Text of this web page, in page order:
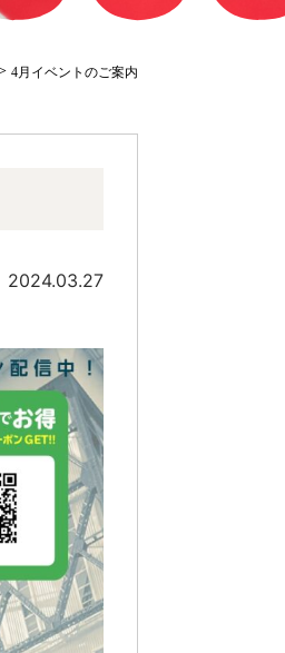
4月イベントのご案内
2024.03.27